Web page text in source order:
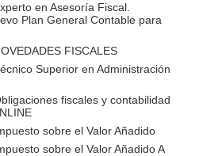
en Asesoría Fiscal.
Plan General Contable para
FISCALES
Superior en Administración
fiscales y contabilidad
sobre el Valor Añadido
sobre el Valor Añadido A